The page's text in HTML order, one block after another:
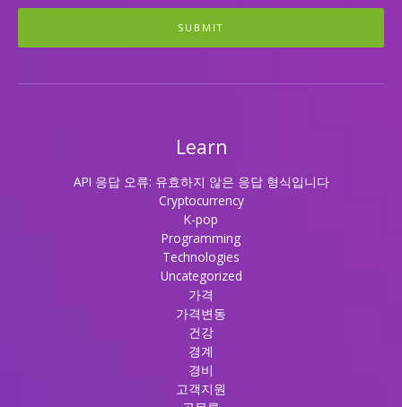
SUBMIT
Learn
API 응답 오류: 유효하지 않은 응답 형식입니다
Cryptocurrency
K-pop
Programming
Technologies
Uncategorized
가격
가격변동
건강
경계
경비
고객지원